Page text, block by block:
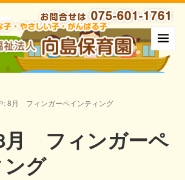
: 8月 フィンガーペインティング
月 フィンガーペ
グ